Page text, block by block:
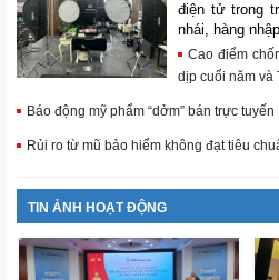
điện tử trong
nhái, hàng
Cao điểm
dịp cuối năm và
Báo động mỹ phẩm “dởm” bán trực tuyến
Rủi ro từ mũ bảo hiểm không đạt tiêu
TIN ẢNH HOẠT ĐỘNG